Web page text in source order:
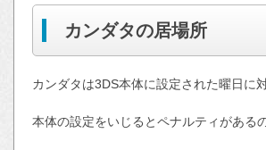
カンダタの居場所
カンダタは3DS本体に設定された曜日に
本体の設定をいじるとペナルティがある